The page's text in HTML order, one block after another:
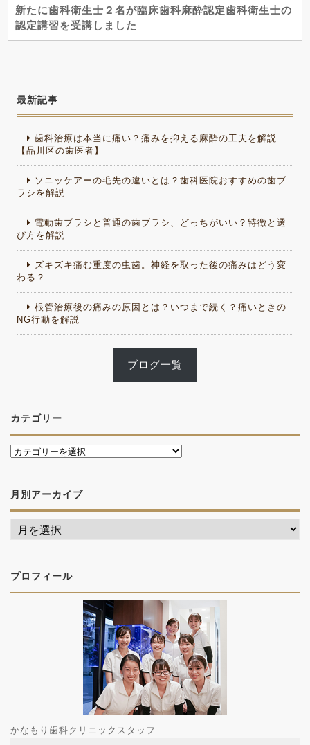
新たに歯科衛生士２名が臨床歯科麻酔認定歯科衛生士の
認定講習を受講しました
最新記事
歯科治療は本当に痛い？痛みを抑える麻酔の工夫を解説
【品川区の歯医者】
ソニッケアーの毛先の違いとは？歯科医院おすすめの歯ブ
ラシを解説
電動歯ブラシと普通の歯ブラシ、どっちがいい？特徴と選
び方を解説
ズキズキ痛む重度の虫歯。神経を取った後の痛みはどう変
わる？
根管治療後の痛みの原因とは？いつまで続く？痛いときの
NG行動を解説
ブログ一覧
カテゴリー
月別アーカイブ
プロフィール
かなもり歯科クリニックスタッフ